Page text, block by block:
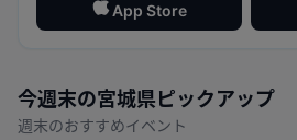
App Store
今週末の宮城県 ピックアップ
週末のおすすめイベント